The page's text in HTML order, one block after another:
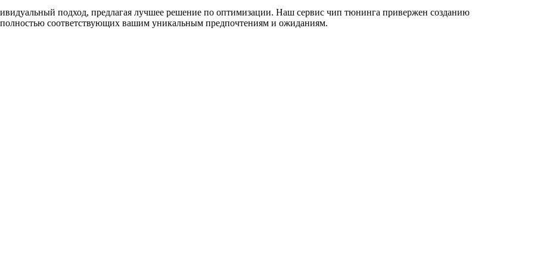
подход, предлагая лучшее решение по оптимизации. Наш сервис чип тюнинга привержен созданию
соответствующих вашим уникальным предпочтениям и ожиданиям.